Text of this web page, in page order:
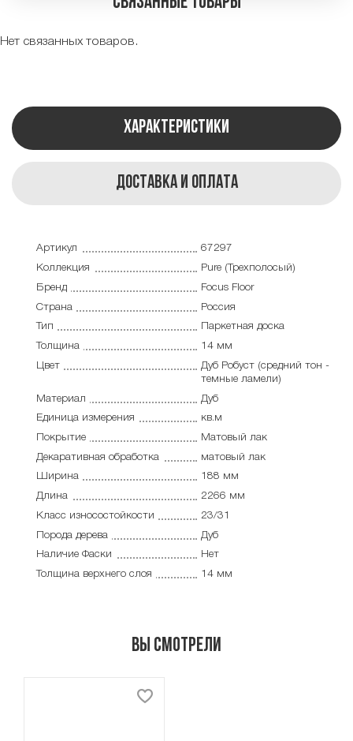
Нет связанных товаров.
Характеристики
Доставка и оплата
Артикул
67297
Коллекция
Pure (Трехполосый)
Бренд
Focus Floor
Страна
Россия
Тип
Паркетная доска
Толщина
14 мм
Цвет
Дуб Робуст (средний тон -
темные ламели)
Материал
Дуб
Единица измерения
кв.м
Покрытие
Матовый лак
Декаративная обработка
матовый лак
Ширина
188 мм
Длина
2266 мм
Класс износостойкости
23/31
Порода дерева
Дуб
Наличие Фаски
Нет
Толщина верхнего слоя
14 мм
Вы смотрели